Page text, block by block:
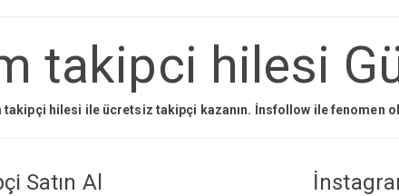
takipci hilesi
takipçi hilesi ile ücretsiz takipçi kazanın. İnsfollow ile fenomen
Satın Al